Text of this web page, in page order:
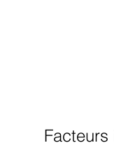
Facteurs